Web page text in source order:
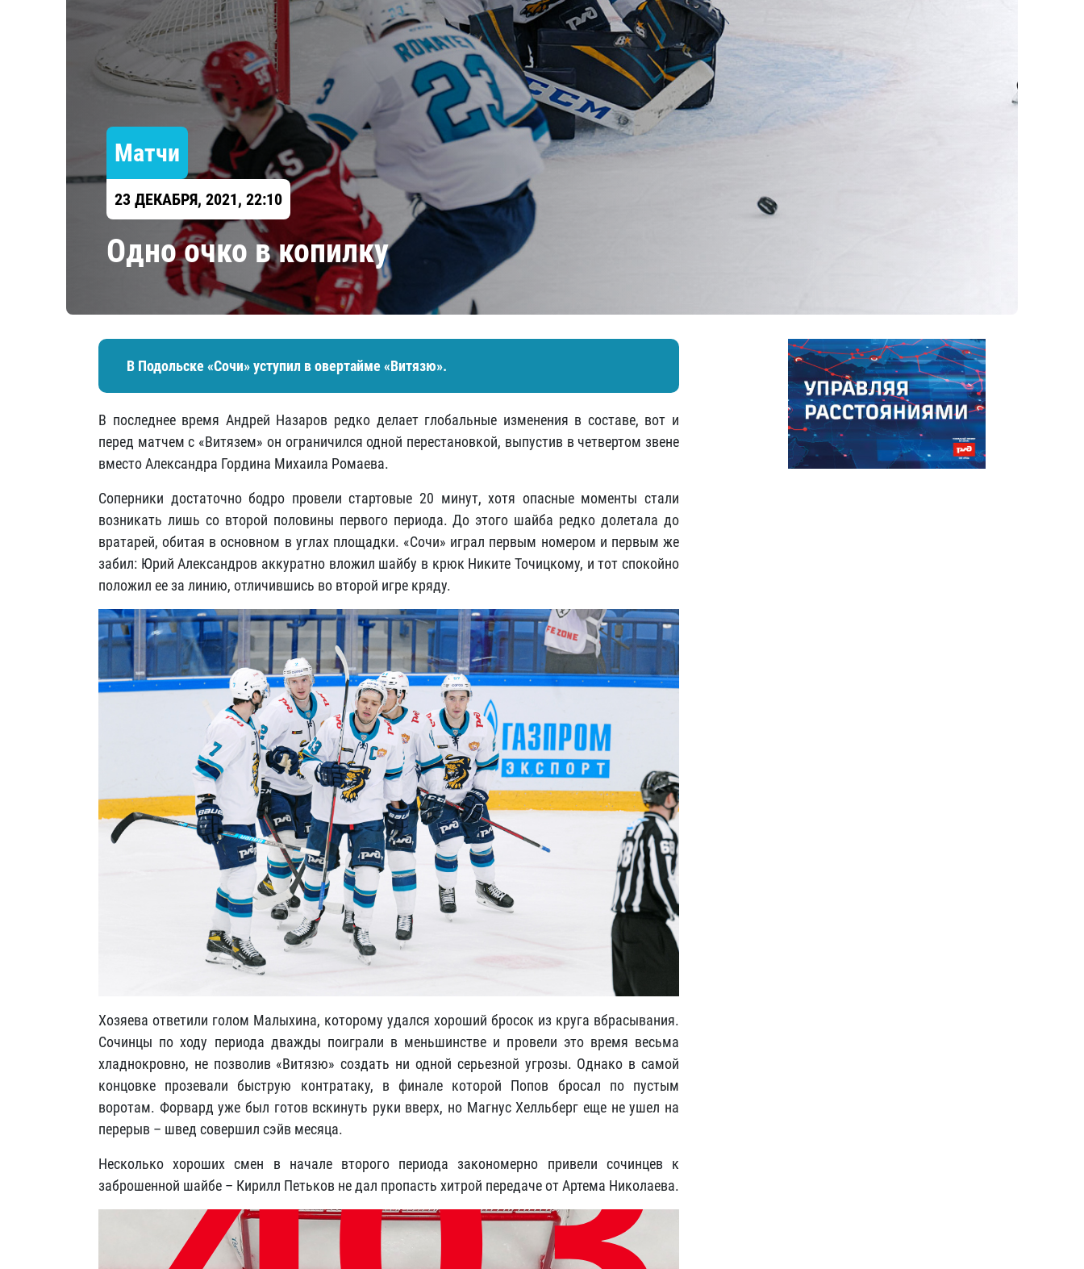
Локомотив
Северсталь
ЦСКА
Шанхайские Драконы
Амур
Барыс
Салават Юлаев
Сибирь
Матчи
23 ДЕКАБРЯ, 2021, 22:10
Одно очко в копилку
В Подольске «Сочи» уступил в овертайме «Витязю».
В последнее время Андрей Назаров редко делает глобальные изменения в составе, вот и
перед матчем с «Витязем» он ограничился одной перестановкой, выпустив в четвертом звене
вместо Александра Гордина Михаила Ромаева.
Соперники достаточно бодро провели стартовые 20 минут, хотя опасные моменты стали
возникать лишь со второй половины первого периода. До этого шайба редко долетала до
вратарей, обитая в основном в углах площадки. «Сочи» играл первым номером и первым же
забил: Юрий Александров аккуратно вложил шайбу в крюк Никите Точицкому, и тот спокойно
положил ее за линию, отличившись во второй игре кряду.
Хозяева ответили голом Малыхина, которому удался хороший бросок из круга вбрасывания.
Сочинцы по ходу периода дважды поиграли в меньшинстве и провели это время весьма
хладнокровно, не позволив «Витязю» создать ни одной серьезной угрозы. Однако в самой
концовке прозевали быструю контратаку, в финале которой Попов бросал по пустым
воротам. Форвард уже был готов вскинуть руки вверх, но Магнус Хелльберг еще не ушел на
перерыв – швед совершил сэйв месяца.
Несколько хороших смен в начале второго периода закономерно привели сочинцев к
заброшенной шайбе – Кирилл Петьков не дал пропасть хитрой передаче от Артема Николаева.